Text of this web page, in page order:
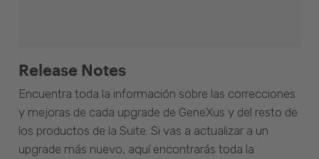
Release Notes
Encuentra toda la información sobre las correcciones
y mejoras de cada upgrade de GeneXus y del resto de
los productos de la Suite. Si vas a actualizar a un
upgrade más nuevo, aquí encontrarás toda la